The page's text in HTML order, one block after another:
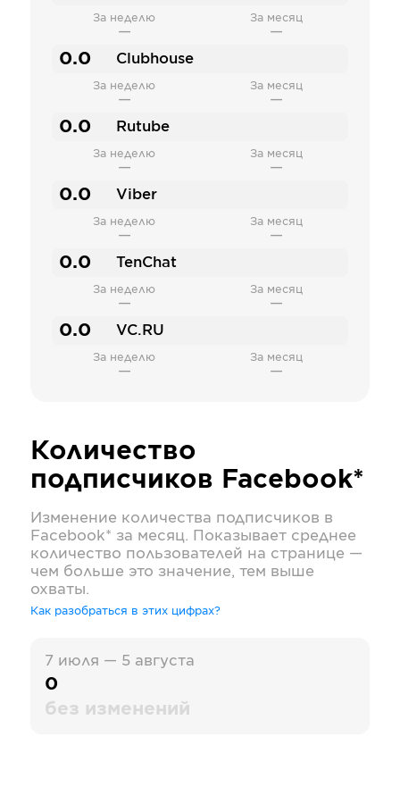
За неделю
—
За месяц
—
0.0 Clubhouse
За неделю
—
За месяц
—
0.0 Rutube
За неделю
—
За месяц
—
0.0 Viber
За неделю
—
За месяц
—
0.0 TenChat
За неделю
—
За месяц
—
0.0 VC.RU
За неделю
—
За месяц
—
Количество
подписчиков Facebook*
Изменение количества подписчиков в
Facebook* за месяц. Показывает среднее
количество пользователей на странице —
чем больше это значение, тем выше
охваты.
Как разобраться в этих цифрах?
7 июля — 5 августа
0
без изменений